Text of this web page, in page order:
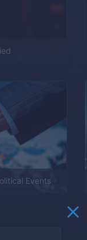
Events